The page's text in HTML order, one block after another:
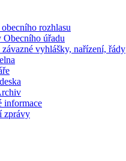
rozhlasu
Obecního úřadu
závazné vyhlášky, nařízení, řády
informace
zprávy